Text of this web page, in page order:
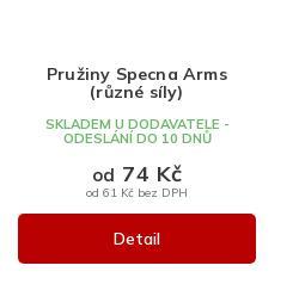
Pružiny Specna Arms
(různé síly)
SKLADEM U DODAVATELE -
ODESLÁNÍ DO 10 DNŮ
od 61 Kč bez DPH
od 74 Kč
Detail